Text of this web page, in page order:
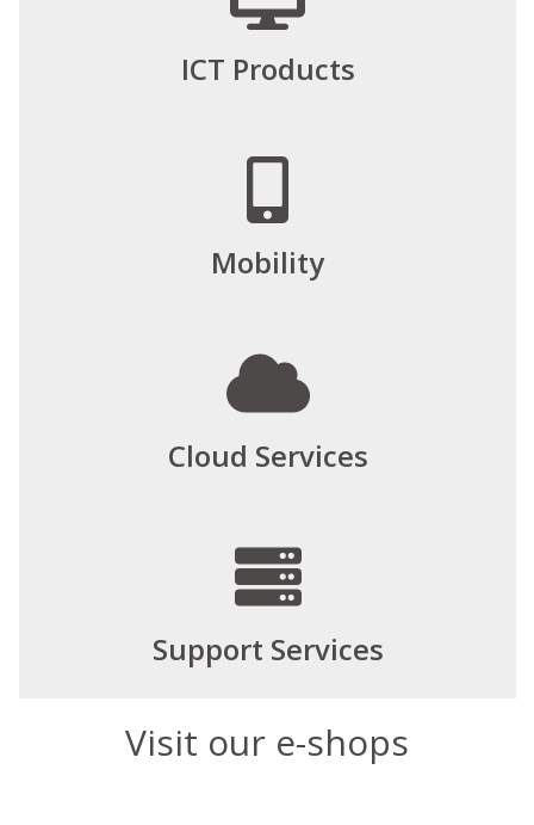
ICT Products
Mobility
Cloud Services
Support Services
Visit our e-shops